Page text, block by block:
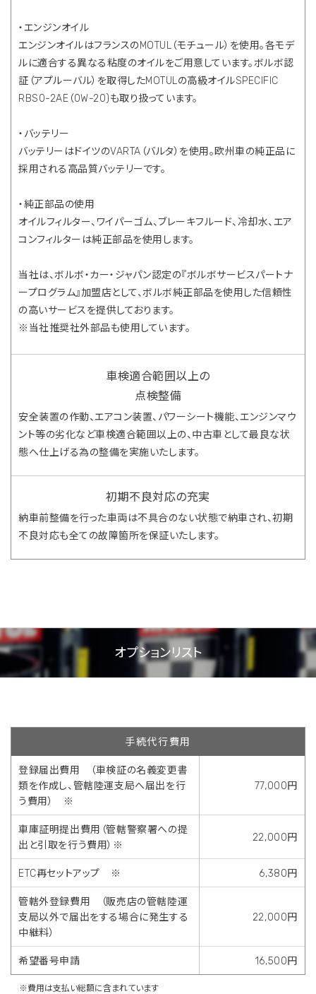
・エンジンオイル
エンジンオイルはフランスのMOTUL（モチュール）を使用。各モデ
ルに適合する異なる粘度のオイルをご用意しています。ボルボ認
証（アプルーバル）を取得したMOTULの高級オイルSPECIFIC
RBS0-2AE（0W-20)も取り扱っています。
・バッテリー
バッテリーはドイツのVARTA（バルタ）を使用。欧州車の純正品に
採用される高品質バッテリーです。
・純正部品の使用
オイルフィルター、ワイパーゴム、ブレーキフルード、冷却水、エア
コンフィルターは純正部品を使用します。
当社は、ボルボ・カー・ジャパン認定の『ボルボサービスパートナ
ープログラム』加盟店として、ボルボ純正部品を使用した信頼性
の高いサービスを提供しております。
※当社推奨社外部品も使用しています。
車検適合範囲以上の
点検整備
安全装置の作動、エアコン装置、パワーシート機能、エンジンマウ
ント等の劣化など車検適合範囲以上の、中古車として最良な状
態へ仕上げる為の整備を実施いたします。
初期不良対応の充実
納車前整備を行った車両は不具合のない状態で納車され、初期
不良対応も全ての故障箇所を保証いたします。
オプションリスト
手続代行費用
登録届出費用 （車検証の名義変更書
類を作成し、管轄陸運支局へ届出を行
う費用） ※
77,000円
車庫証明提出費用（管轄警察署への提
出と引取を行う費用）※
22,000円
ETC再セットアップ ※ 6,380円
管轄外登録費用 （販売店の管轄陸運
支局以外で届出をする場合に発生する
中継料）
22,000円
希望番号申請 16,500円
※費用は支払い総額に含まれています